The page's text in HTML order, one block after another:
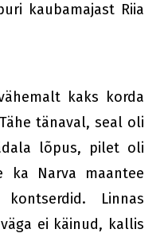
kaubamajast Riia
kaks korda
tänaval, seal oli
lõpus, pilet oli
ka Narva maantee
Linnas
ei käinud, kallis